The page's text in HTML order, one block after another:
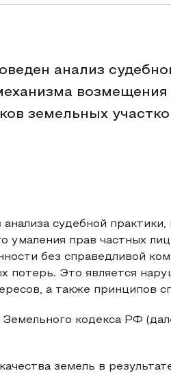
анализ
возмещения
земельных
анализа судебной
умаления прав частных
без справедливой
потерь. Это является
а также принципов
Земельного кодекса РФ
земель в